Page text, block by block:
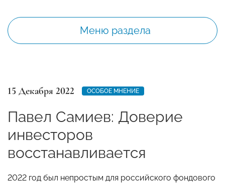
Меню раздела
15 Декабря 2022 ОСОБОЕ МНЕНИЕ
Павел Самиев: Доверие
инвесторов
восстанавливается
2022 год был непростым для российского фондового